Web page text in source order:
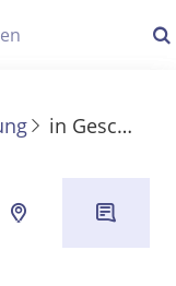
Suche, samt
in Geschichte des deutschen Buchhandels vom Beginn der Fremdherrschaft bis zur Reform des Börsenvereins im neuen Deutschen Reiche